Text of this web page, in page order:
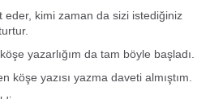
eder, kimi zaman da sizi istediğiniz
yazarlığım da tam böyle başladı.
köşe yazısı yazma daveti almıştım.